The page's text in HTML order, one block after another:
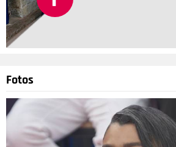
Fotos